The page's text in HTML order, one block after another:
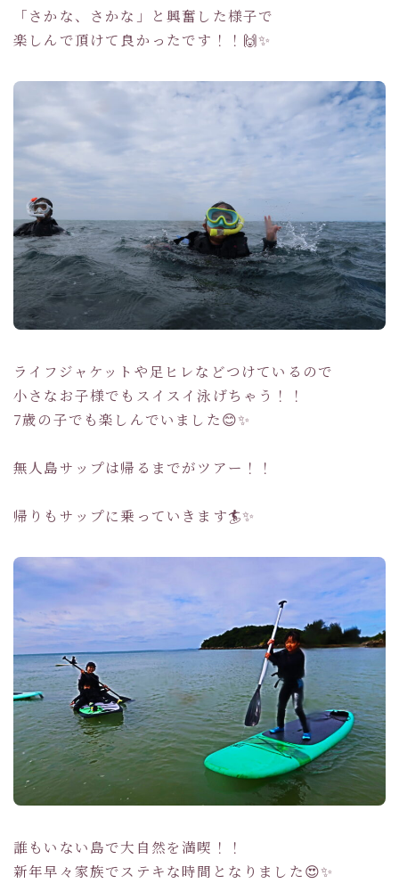
「さかな、さかな」と興奮した様子で
楽しんで頂けて良かったです！！🙌✨
ライフジャケットや足ヒレなどつけているので
小さなお子様でもスイスイ泳げちゃう！！
7歳の子でも楽しんでいました😊✨
無人島サップは帰るまでがツアー！！
帰りもサップに乗っていきます🏄✨
誰もいない島で大自然を満喫！！
新年早々家族でステキな時間となりました😍✨